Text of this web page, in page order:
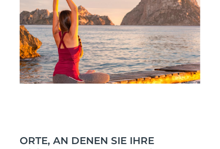
ORTE, AN DENEN SIE IHRE